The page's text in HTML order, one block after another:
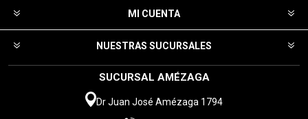
MI CUENTA
NUESTRAS SUCURSALES
SUCURSAL AMÉZAGA
Dr Juan José Amézaga 1794